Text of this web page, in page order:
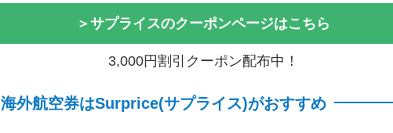
＞サプライスのクーポンページはこちら
3,000円割引クーポン配布中！
海外航空券はSurprice(サプライス)がおすすめ